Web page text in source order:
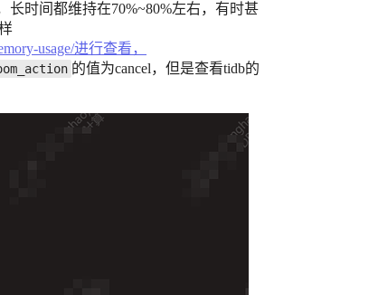
长时间都维持在70%~80%左右，有时甚
usage/进行查看，
的值为cancel，但是查看tidb的